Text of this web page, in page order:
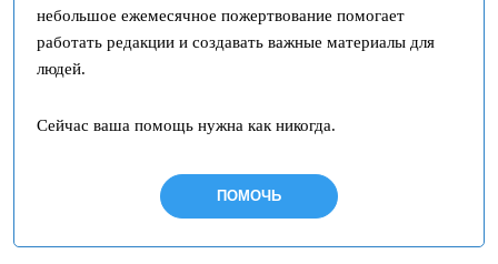
небольшое ежемесячное пожертвование помогает
работать редакции и создавать важные материалы для
людей.
Сейчас ваша помощь нужна как никогда.
ПОМОЧЬ